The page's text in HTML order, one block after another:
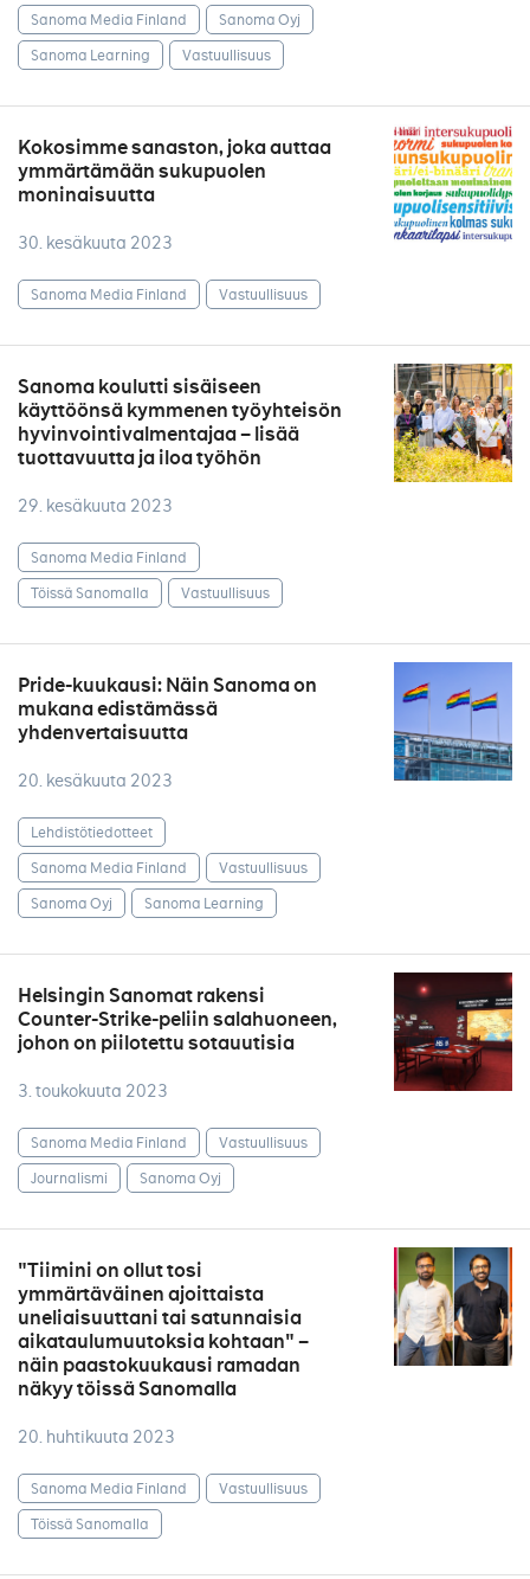
Sanoma Media Finland
Sanoma Oyj
Sanoma Learning
Vastuullisuus
Kokosimme sanaston, joka auttaa
ymmärtämään sukupuolen
moninaisuutta
30. kesäkuuta 2023
Sanoma Media Finland Vastuullisuus
Sanoma koulutti sisäiseen
käyttöönsä kymmenen työyhteisön
hyvinvointivalmentajaa – lisää
tuottavuutta ja iloa työhön
29. kesäkuuta 2023
Sanoma Media Finland
Töissä Sanomalla
Vastuullisuus
Pride-kuukausi: Näin Sanoma on
mukana edistämässä
yhdenvertaisuutta
20. kesäkuuta 2023
Lehdistötiedotteet
Sanoma Media Finland
Vastuullisuus
Sanoma Oyj
Sanoma Learning
Helsingin Sanomat rakensi
Counter-Strike-peliin salahuoneen,
johon on piilotettu sotauutisia
3. toukokuuta 2023
Sanoma Media Finland
Vastuullisuus
Journalismi
Sanoma Oyj
"Tiimini on ollut tosi
ymmärtäväinen ajoittaista
uneliaisuuttani tai satunnaisia
aikataulumuutoksia kohtaan" –
näin paastokuukausi ramadan
näkyy töissä Sanomalla
20. huhtikuuta 2023
Sanoma Media Finland
Vastuullisuus
Töissä Sanomalla